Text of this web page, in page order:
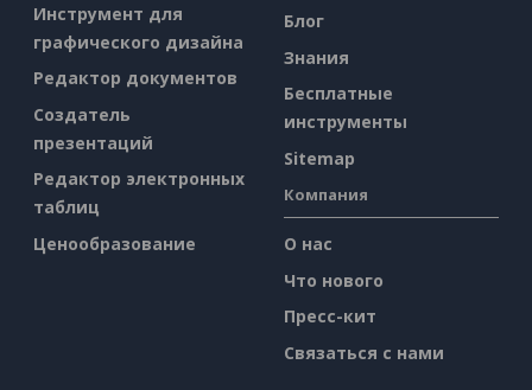
Инструмент для
графического дизайна
Редактор документов
Создатель
презентаций
Редактор электронных
таблиц
Ценообразование
Блог
Знания
Бесплатные
инструменты
Sitemap
Компания
О нас
Что нового
Пресс-кит
Связаться с нами